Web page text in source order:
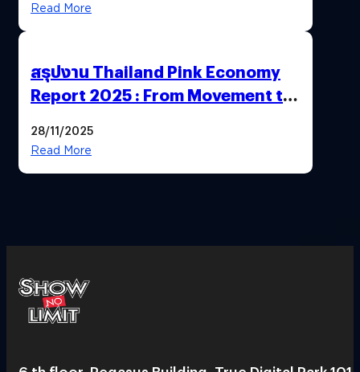
Read More
สรุปงาน Thailand Pink Economy
Report 2025 : From Movement to
28/11/2025
Read More